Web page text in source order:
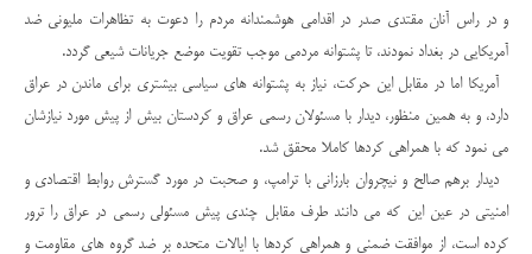
و در راس آنان مقتدی صدر در اقدامی هوشمندانه مردم را دعوت به تظاهرات ملیونی ضد
آمریکایی در بغداد نمودند، تا پشتوانه مردمی موجب تقویت موضع جریانات شیعی گردد.
آمریکا اما در مقابل این حرکت، نیاز به پشتوانه های سیاسی بیشتری برای ماندن در عراق
دارد، و به همین منظور، دیدار با مسئولان رسمی عراق و کردستان بیش از پیش مورد نیازشان
می نمود که با همراهی کردها کاملا محقق شد.
دیدار برهم صالح و نیچروان بارزانی با ترامپ، و صحبت در مورد گسترش روابط اقتصادی و
امنیتی در عین این که می دانند طرف مقابل چندی پیش مسئولی رسمی در عراق را ترور
کرده است، از موافقت ضمنی و همراهی کردها با ایالات متحده بر ضد گروه های مقاومت و